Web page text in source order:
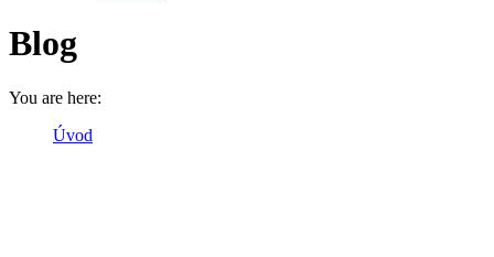
Blog
You are here:
Úvod